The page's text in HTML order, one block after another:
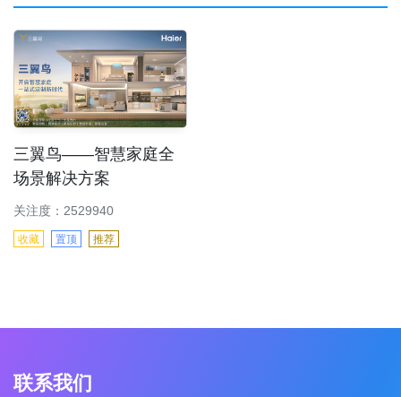
三翼鸟——智慧家庭全
场景解决方案
关注度：2529940
收藏 置顶 推荐
联系我们